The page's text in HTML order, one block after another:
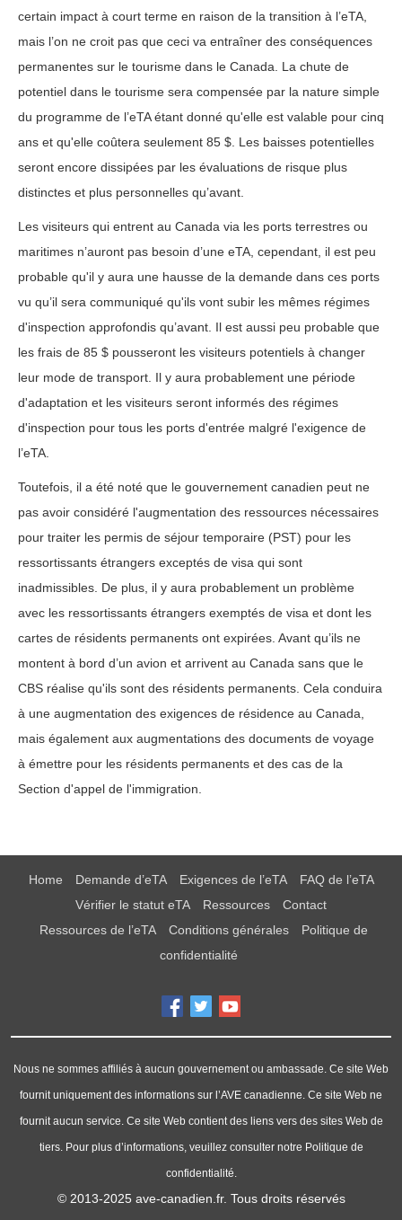
certain impact à court terme en raison de la transition à l’eTA,
mais l’on ne croit pas que ceci va entraîner des conséquences
permanentes sur le tourisme dans le Canada. La chute de
potentiel dans le tourisme sera compensée par la nature simple
du programme de l’eTA étant donné qu'elle est valable pour cinq
ans et qu'elle coûtera seulement 85 $. Les baisses potentielles
seront encore dissipées par les évaluations de risque plus
distinctes et plus personnelles qu’avant.
Les visiteurs qui entrent au Canada via les ports terrestres ou
maritimes n’auront pas besoin d’une eTA, cependant, il est peu
probable qu'il y aura une hausse de la demande dans ces ports
vu qu’il sera communiqué qu'ils vont subir les mêmes régimes
d'inspection approfondis qu’avant. Il est aussi peu probable que
les frais de 85 $ pousseront les visiteurs potentiels à changer
leur mode de transport. Il y aura probablement une période
d'adaptation et les visiteurs seront informés des régimes
d'inspection pour tous les ports d'entrée malgré l'exigence de
l’eTA.
Toutefois, il a été noté que le gouvernement canadien peut ne
pas avoir considéré l'augmentation des ressources nécessaires
pour traiter les permis de séjour temporaire (PST) pour les
ressortissants étrangers exceptés de visa qui sont
inadmissibles. De plus, il y aura probablement un problème
avec les ressortissants étrangers exemptés de visa et dont les
cartes de résidents permanents ont expirées. Avant qu’ils ne
montent à bord d’un avion et arrivent au Canada sans que le
CBS réalise qu'ils sont des résidents permanents. Cela conduira
à une augmentation des exigences de résidence au Canada,
mais également aux augmentations des documents de voyage
à émettre pour les résidents permanents et des cas de la
Section d'appel de l'immigration.
Home Demande d’eTA Exigences de l’eTA
FAQ de l’eTA
Vérifier le statut eTA
Ressources
Contact
Ressources de l’eTA
Conditions générales
Politique de
confidentialité
Nous ne sommes affiliés à aucun gouvernement ou ambassade. Ce site Web
fournit uniquement des informations sur l’AVE canadienne. Ce site Web ne
fournit aucun service. Ce site Web contient des liens vers des sites Web de
tiers. Pour plus d’informations, veuillez consulter notre Politique de
confidentialité.
© 2013-2025 ave-canadien.fr. Tous droits réservés